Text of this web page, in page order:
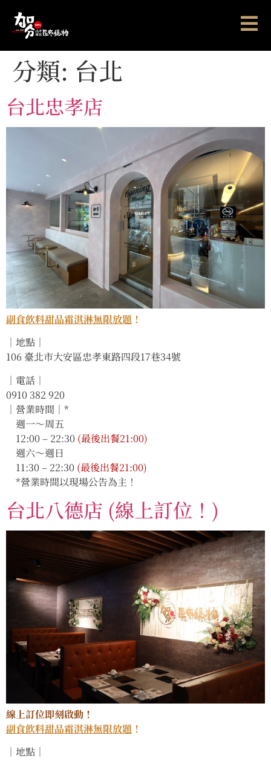
分類: 台北
台北忠孝店
副食飲料甜品霜淇淋無限放題 ！
｜地點｜
106 臺北市大安區忠孝東路四段17巷34號
｜電話｜
0910 382 920
｜營業時間｜*
週一～周五
12:00 – 22:30 (最後出餐21:00)
週六～週日
11:30 – 22:30 (最後出餐21:00)
*營業時間以現場公告為主！
台北八德店 (線上訂位！)
線上訂位即刻啟動！
副食飲料甜品霜淇淋無限放題 ！
｜地點｜